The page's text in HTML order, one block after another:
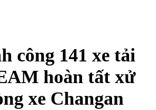
công 141 xe tải
hoàn tất xử
xe Changan